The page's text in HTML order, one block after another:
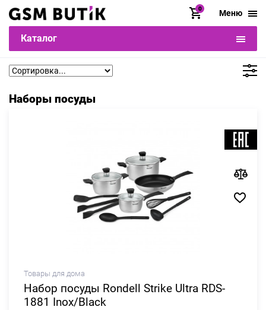
0 Меню
Каталог
Наборы посуды
Товары для дома
Набор посуды Rondell Strike Ultra RDS-
1881 Inox/Black